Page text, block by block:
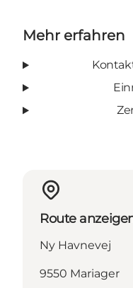
Mehr erfahren
Route
Ny Havnevej
9550 Mariager